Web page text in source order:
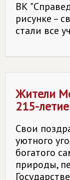
ВК
рисунке –
стали все
Жители
215-
Свои
уютного
богатого
природы,